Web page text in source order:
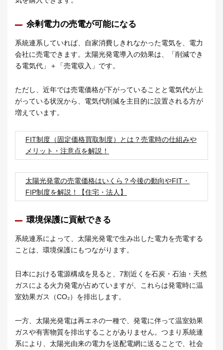
余剰電力の売電が可能になる
系統連系していれば、自家消費しきれなかった電気を、電力
会社に売電できます。太陽光発電導入の効果は、「削減でき
る電気代」＋「売電収入」です。
ただし、近年では売電価格が下がっていることと電気代が上
がっている状況から、電気代削減を主目的に設置される方が
増えています。
FIT制度（固定価格買取制度）とは？売電時の仕組みや
メリット・注意点を解説！
太陽光発電の売電価格はいくら？今後の動向やFIT・
FIP制度を解説！【住宅・法人】
環境保護に貢献できる
系統連系によって、太陽光発電で生み出した電力を売電する
ことは、環境保護にもつながります。
日本における電源構成を見ると、7割近くを石炭・石油・天然
ガスによる火力発電が占めていますが、これらは発電時に温
室効果ガス（CO₂）を排出します。
一方、太陽光発電は再エネの一種で、発電に伴って温室効果
ガスや有害物質を排出することがありません。つまり系統連
系により、太陽光由来の電力を送配電網に送ることで、社会